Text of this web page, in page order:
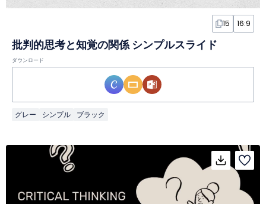
15 16:9
批判的思考と知覚の関係 シンプルスライド
ダウンロード
グレー シンプル ブラック